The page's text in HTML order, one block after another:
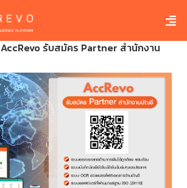
AccRevo รับสมัคร Partner สำนักงาน